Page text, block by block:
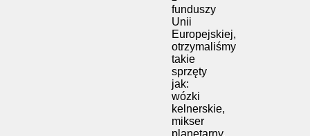
funduszy
Unii
Europejskiej,
otrzymaliśmy
takie
sprzęty
jak:
wózki
kelnerskie,
mikser
planetarny,